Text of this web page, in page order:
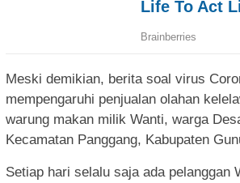
Meski demikian, berita soal virus
mempengaruhi penjualan olahan
warung makan milik Wanti, warga
Kecamatan Panggang, Kabupaten
Setiap hari selalu saja ada pelanggan